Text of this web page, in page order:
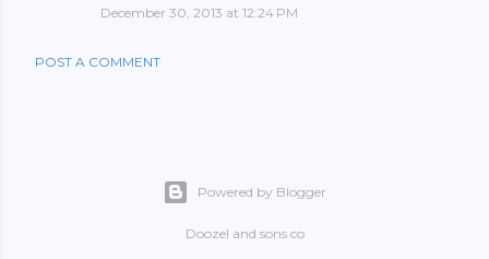
December 30, 2013 at 12:24 PM
POST A COMMENT
Powered by Blogger
Doozel and sons co